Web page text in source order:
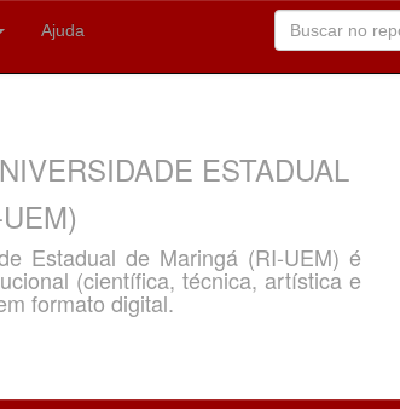
Ajuda
ESTADUAL
Estadual de Maringá (RI-UEM) é
(científica, técnica, artística e
formato digital.